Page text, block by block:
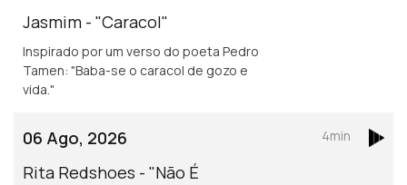
Jasmim - "Caracol"
Inspirado por um verso do poeta Pedro
Tamen: "Baba-se o caracol de gozo e
vida."
06 Ago, 2026
Rita Redshoes - "Não É
4min